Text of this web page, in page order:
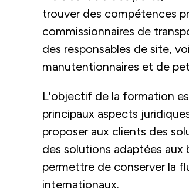
trouver des compétences
commissionnaires de
des responsables de site,
manutentionnaires et de
L'objectif de la formation
principaux aspects
proposer aux clients des
des solutions adaptées
permettre de conserver la
internationaux.